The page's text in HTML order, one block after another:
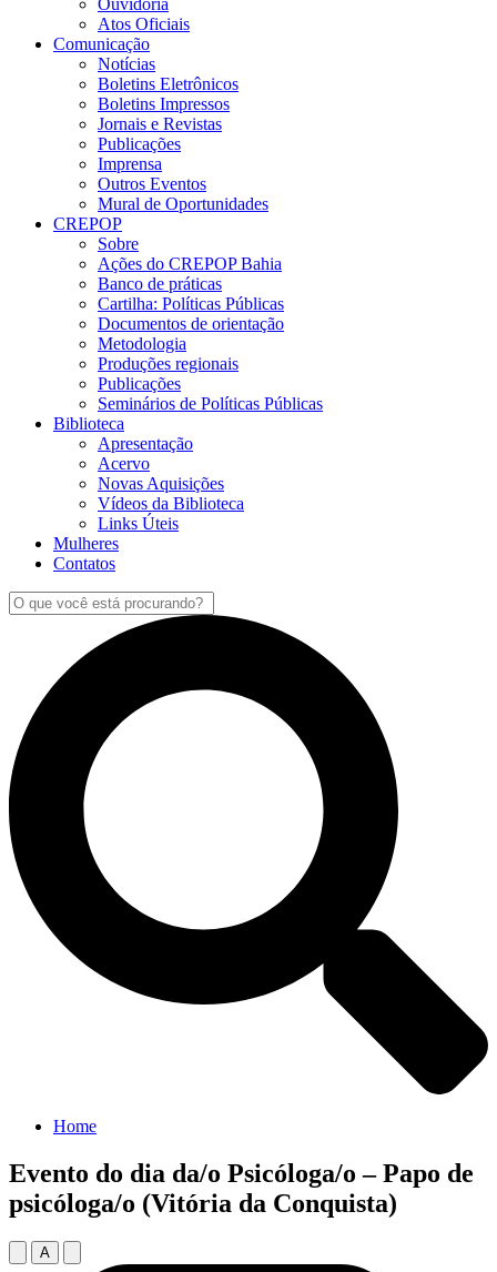
Ouvidoria
Atos Oficiais
Comunicação
Notícias
Boletins Eletrônicos
Boletins Impressos
Jornais e Revistas
Publicações
Imprensa
Outros Eventos
Mural de Oportunidades
CREPOP
Sobre
Ações do CREPOP Bahia
Banco de práticas
Cartilha: Políticas Públicas
Documentos de orientação
Metodologia
Produções regionais
Publicações
Seminários de Políticas Públicas
Biblioteca
Apresentação
Acervo
Novas Aquisições
Vídeos da Biblioteca
Links Úteis
Mulheres
Contatos
Home
Evento do dia da/o Psicóloga/o – Papo de
psicóloga/o (Vitória da Conquista)
A